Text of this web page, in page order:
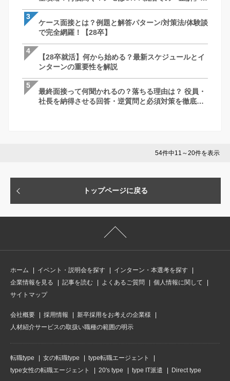
徹底解説｜27卒・28卒向け
3
ケース面接とは？例題と解答パターン/対策法/体験談
で完全網羅！【28卒】
4
【28卒就活】何から始める？最新スケジュールとイ
ンターンの重要性を解説
5
最終面接って何聞かれるの？落ちる理由は？ 役員・
社長を納得させる回答・逆質問と必須対策を徹底解
徹底解説｜27卒・28卒向け
最終面接って何聞かれるの？落ちる理由
社長を納得させる回答・逆質問と必須対
説
ケース面接とは？例題と解答パターン/対
で完全網羅！【28卒】
GAB対策完全ガイド！言語・計数のコツ
ー、おすすめ参考書まで徹底解説【28卒
ケース面接とは？例題と解答パターン/対
で完全網羅！【28卒】
最終面接って何聞かれるの？落ちる理由
社長を納得させる回答・逆質問と必須対
説
苦手な人がいたときはどうしますか？ ー
さとコツ
54件中11～20件を表示
トップページに戻る
ホーム イベント・説明会を探す
インターン・本選考を探す
企業情報を見る
記事を読む よくあるご質問
個人情報に関して
サイトマップ
会社概要 採用情報
新卒採用をお考えの企業様
人材紹介サービスの取扱い職種の範囲の明示
転職type 女の転職type
type転職エージェント
type女性の転職エージェント
20's type type IT派遣 Direct type